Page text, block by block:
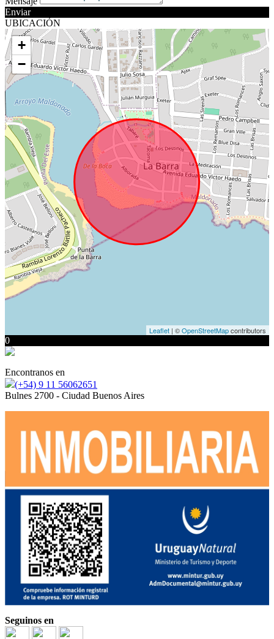
Enviar
UBICACIÓN
+
−
Leaflet | ©OpenStreetMapcontributors
0
Encontranos en
(+54) 9 11 56062651
Bulnes 2700 - Ciudad Buenos Aires
Seguinos en